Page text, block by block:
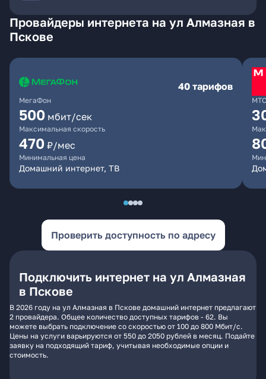
Провайдеры интернета на ул Алмазная в
Пскове
МегаФон
40 тарифов
500 мбит/сек
Максимальная скорость
470 ₽/мес
Минимальная цена
Домашний интернет, ТВ
МТС
Проверить доступность по адресу
Подключить интернет на ул Алмазная
в Пскове
В 2026 году на ул Алмазная в Пскове домашний интернет предлагают
2 провайдера. Общее количество доступных тарифов - 62. Вы
можете выбрать подключение со скоростью от 100 до 800 Мбит/с.
Цены на услуги варьируются от 550 до 2050 рублей в месяц. Подайте
заявку на подходящий тариф, учитывая необходимые опции и
стоимость.